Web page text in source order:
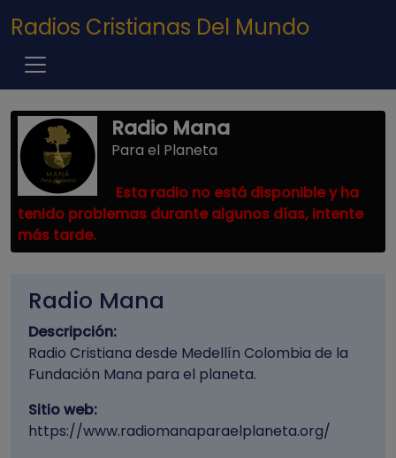
Pasar al contenido principal
Radios Cristianas Del Mundo
Radio Mana
Para el Planeta
Esta radio no está disponible y ha
tenido problemas durante algunos días, intente
más tarde.
Radio Mana
Descripción:
Radio Cristiana desde Medellín Colombia de la
Fundación Mana para el planeta.
Sitio web:
https://www.radiomanaparaelplaneta.org/